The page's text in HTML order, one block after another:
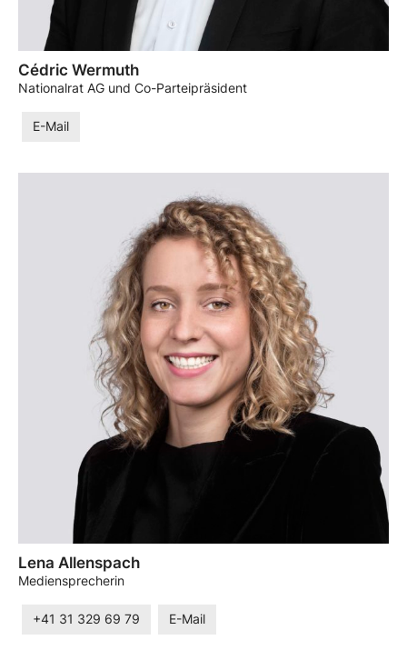
Cédric Wermuth
Nationalrat AG und Co-Parteipräsident
E-Mail
Lena Allenspach
Mediensprecherin
+41 31 329 69 79 E-Mail